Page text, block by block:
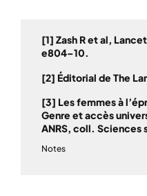
[1] Zash R et al,
e804–10.
[2] Éditorial de The
[3] Les femmes à
Genre et accès
ANRS, coll. Sciences
Notes